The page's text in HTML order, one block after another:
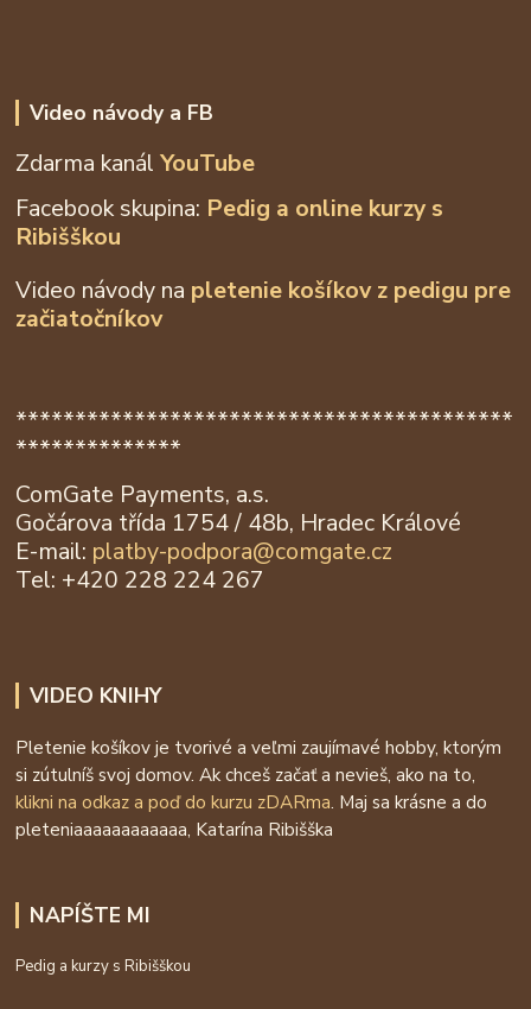
Video návody a FB
Zdarma kanálYouTube
Facebook skupina: Pedig a online kurzy s
Ribišškou
Video návody na pletenie košíkov z pedigu pre
začiatočníkov
******************************************
**************
ComGate Payments, a.s.
Gočárova třída 1754 / 48b, Hradec Králové
E-mail: platby-podpora@comgate.cz
Tel: +420 228 224 267
VIDEO KNIHY
Pletenie košíkov je tvorivé a veľmi zaujímavé hobby, ktorým
si zútulníš svoj domov. Ak chceš začať a nevieš, ako na to,
klikni na odkaz a poď do kurzu zDARma. Maj sa krásne a do
pleteniaaaaaaaaaaaa, Katarína Ribišška
NAPÍŠTE MI
Pedig a kurzy s Ribišškou